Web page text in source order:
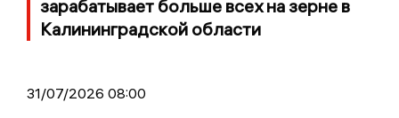
зарабатывает больше всех на зерне в
Калининградской области
31/07/2026 08:00